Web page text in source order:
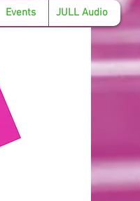
Events JULL Audio